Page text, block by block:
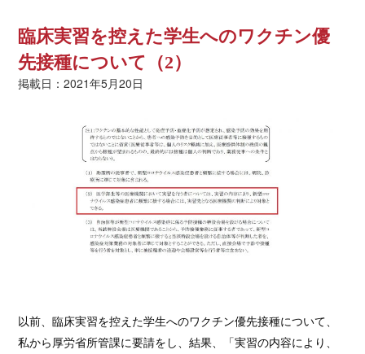
臨床実習を控えた学生へのワクチン優
先接種について（2）
掲載日：2021年5月20日
以前、臨床実習を控えた学生へのワクチン優先接種について、
私から厚労省所管課に要請をし、結果、「実習の内容により、